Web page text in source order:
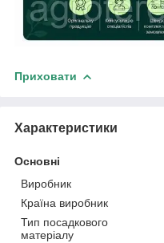
Приховати
Характеристики
Основні
Виробник
Країна виробник
Тип посадкового
матеріалу